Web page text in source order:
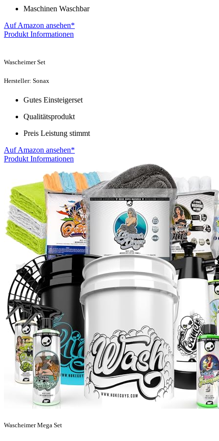
Maschinen Waschbar
Auf Amazon ansehen*
Produkt Informationen
Wascheimer Set
Hersteller: Sonax
Gutes Einsteigerset
Qualitätsprodukt
Preis Leistung stimmt
Auf Amazon ansehen*
Produkt Informationen
Wascheimer Mega Set